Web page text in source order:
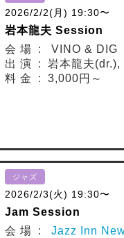
2026/2/2(月) 19:30〜
岩本龍夫 Session
会 場 : VINO & DIG
出 演 : 岩本龍夫(dr.),
料 金 : 3,000円～
ジャズ
2026/2/3(火) 19:30〜
Jam Session
会 場 : Jazz Inn